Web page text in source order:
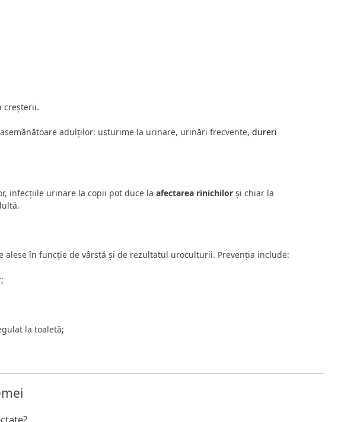
creșterii.
adulților: usturime la urinare, urinări frecvente, dureri
infecțiile urinare la copii pot duce la afectarea rinichilor și chiar la
alese în funcție de vârstă și de rezultatul uroculturii. Prevenția include:
la toaletă;